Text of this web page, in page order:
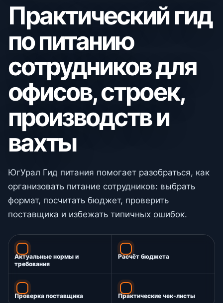
Практический гид
по питанию
сотрудников для
офисов, строек,
производств и
вахты
ЮгУрал Гид питания помогает разобраться, как
организовать питание сотрудников: выбрать
формат, посчитать бюджет, проверить
поставщика и избежать типичных ошибок.
Актуальные нормы и
требования
Расчёт бюджета
Проверка поставщика Практические чек-листы